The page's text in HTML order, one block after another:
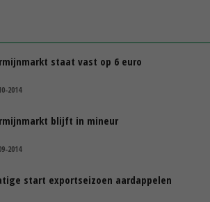
staat vast op 6 euro
2014
blijft in mineur
2014
start exportseizoen aardappelen